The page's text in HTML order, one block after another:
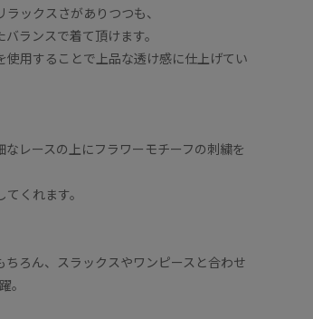
ックスさがありつつも、
ランスで着て頂けます。
用することで上品な透け感に仕上げてい
レースの上にフラワーモチーフの刺繍を
くれます。
ろん、スラックスやワンピースと合わせ
。